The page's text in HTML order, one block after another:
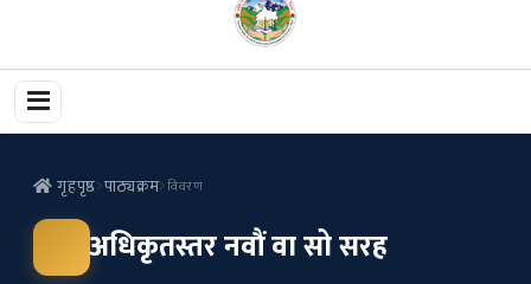
गृहपृष्ठ पाठ्यक्रम विवरण
अधिकृतस्तर नवौं वा सो सरह